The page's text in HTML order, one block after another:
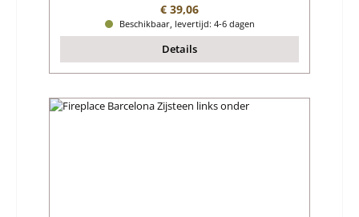
Normale prijs:
€ 39,06
Beschikbaar, levertijd: 4-6 dagen
Details